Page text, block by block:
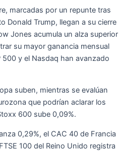
marcadas por un repunte tras
Donald Trump, llegan a su cierre
Jones acumula un alza superior
su mayor ganancia mensual
y el Nasdaq han avanzado
suben, mientras se evalúan
que podrían aclarar los
600 sube 0,09%.
0,29%, el CAC 40 de Francia
100 del Reino Unido registra